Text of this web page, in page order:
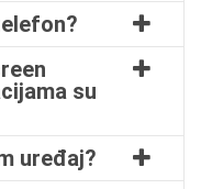
su
uređaj?